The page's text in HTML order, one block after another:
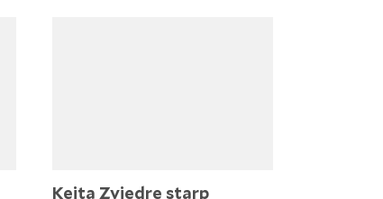
Keita Zviedre starp